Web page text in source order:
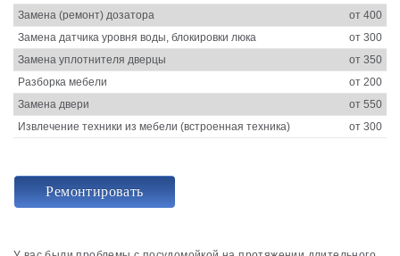
Замена (ремонт) дозатора
от 400
Замена датчика уровня воды, блокировки люка
от 300
Замена уплотнителя дверцы
от 350
Разборка мебели
от 200
Замена двери
от 550
Извлечение техники из мебели (встроенная техника)
от 300
Ремонтировать